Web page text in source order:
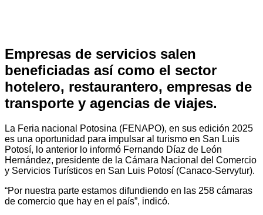
Empresas de servicios salen
beneficiadas así como el sector
hotelero, restaurantero, empresas de
transporte y agencias de viajes.
La Feria nacional Potosina (FENAPO), en sus edición 2025
es una oportunidad para impulsar al turismo en San Luis
Potosí, lo anterior lo informó Fernando Díaz de León
Hernández, presidente de la Cámara Nacional del Comercio
y Servicios Turísticos en San Luis Potosí (Canaco-Servytur).
“Por nuestra parte estamos difundiendo en las 258 cámaras
de comercio que hay en el país”, indicó.